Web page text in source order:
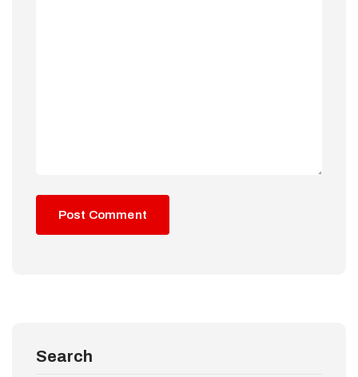
Search